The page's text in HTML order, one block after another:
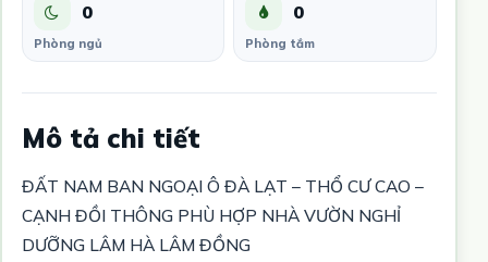
0
Phòng ngủ
0
Phòng tắm
Mô tả chi tiết
ĐẤT NAM BAN NGOẠI Ô ĐÀ LẠT – THỔ CƯ CAO –
CẠNH ĐỒI THÔNG PHÙ HỢP NHÀ VƯỜN NGHỈ
DƯỠNG LÂM HÀ LÂM ĐỒNG